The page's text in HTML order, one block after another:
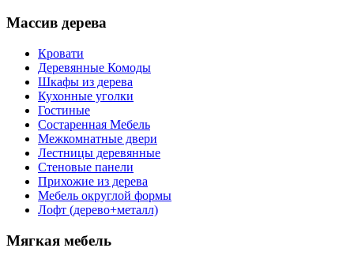
Массив дерева
Кровати
Деревянные Комоды
Шкафы из дерева
Кухонные уголки
Гостиные
Состаренная Мебель
Межкомнатные двери
Лестницы деревянные
Стеновые панели
Прихожие из дерева
Мебель округлой формы
Лофт (дерево+металл)
Мягкая мебель